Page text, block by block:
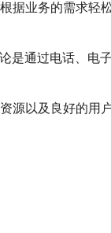
据业务的需求轻
是通过电话、电
源以及良好的用